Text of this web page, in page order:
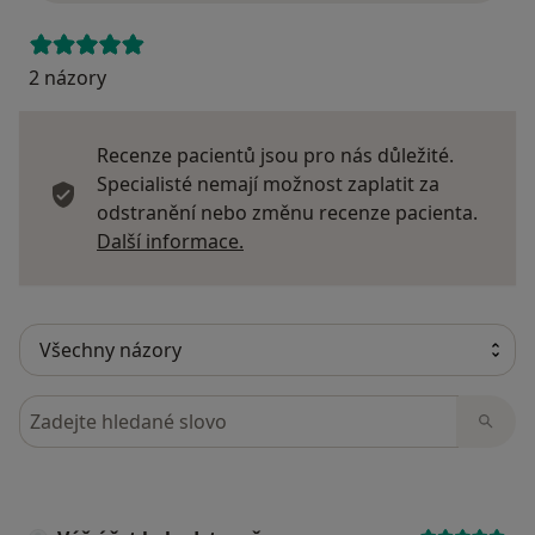
2 názory
Recenze pacientů jsou pro nás důležité.
Specialisté nemají možnost zaplatit za
odstranění nebo změnu recenze pacienta.
Další informace.
Hledejte v názorech